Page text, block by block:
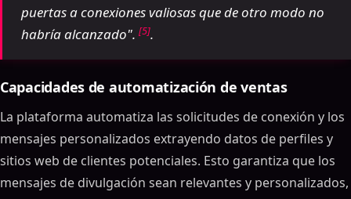
puertas a conexiones valiosas que de otro modo no
habría alcanzado". [5].
Capacidades de automatización de ventas
La plataforma automatiza las solicitudes de conexión y los
mensajes personalizados extrayendo datos de perfiles y
sitios web de clientes potenciales. Esto garantiza que los
mensajes de divulgación sean relevantes y personalizados,